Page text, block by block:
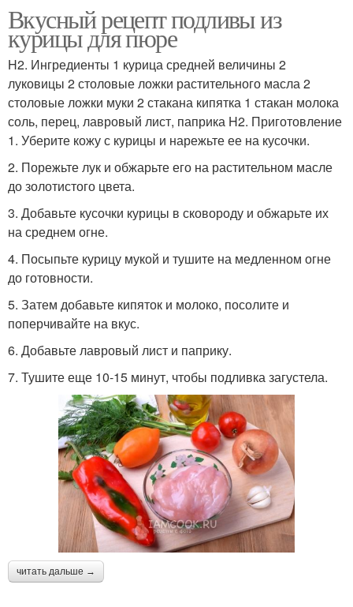
Вкусный рецепт подливы из
курицы для пюре
H2. Ингредиенты 1 курица средней величины 2
луковицы 2 столовые ложки растительного масла 2
столовые ложки муки 2 стакана кипятка 1 стакан молока
соль, перец, лавровый лист, паприка H2. Приготовление
1. Уберите кожу с курицы и нарежьте ее на кусочки.
2. Порежьте лук и обжарьте его на растительном масле
до золотистого цвета.
3. Добавьте кусочки курицы в сковороду и обжарьте их
на среднем огне.
4. Посыпьте курицу мукой и тушите на медленном огне
до готовности.
5. Затем добавьте кипяток и молоко, посолите и
поперчивайте на вкус.
6. Добавьте лавровый лист и паприку.
7. Тушите еще 10-15 минут, чтобы подливка загустела.
читать дальше →